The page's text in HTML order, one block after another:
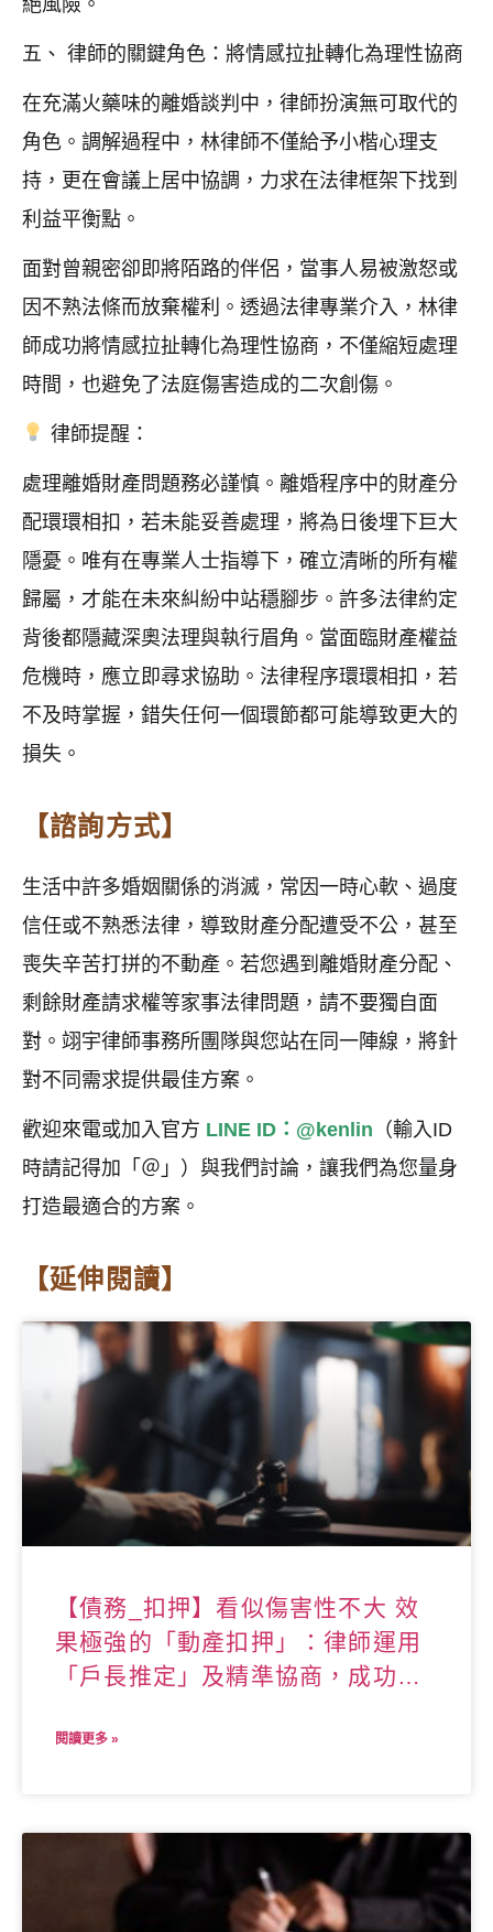
五、 律師的關鍵角色：將情感拉扯轉化為理性協商
在充滿火藥味的離婚談判中，律師扮演無可取代的
角色。調解過程中，林律師不僅給予小楷心理支
持，更在會議上居中協調，力求在法律框架下找到
利益平衡點。
面對曾親密卻即將陌路的伴侶，當事人易被激怒或
因不熟法條而放棄權利。透過法律專業介入，林律
師成功將情感拉扯轉化為理性協商，不僅縮短處理
時間，也避免了法庭傷害造成的二次創傷。
律師提醒：
處理離婚財產問題務必謹慎。離婚程序中的財產分
配環環相扣，若未能妥善處理，將為日後埋下巨大
隱憂。唯有在專業人士指導下，確立清晰的所有權
歸屬，才能在未來糾紛中站穩腳步。許多法律約定
背後都隱藏深奧法理與執行眉角。當面臨財產權益
危機時，應立即尋求協助。法律程序環環相扣，若
不及時掌握，錯失任何一個環節都可能導致更大的
損失。
【諮詢方式】
生活中許多婚姻關係的消滅，常因一時心軟、過度
信任或不熟悉法律，導致財產分配遭受不公，甚至
喪失辛苦打拼的不動產。若您遇到離婚財產分配、
剩餘財產請求權等家事法律問題，請不要獨自面
對。翊宇律師事務所團隊與您站在同一陣線，將針
對不同需求提供最佳方案。
歡迎來電或加入官方 LINE ID：@kenlin （輸入ID
時請記得加「＠」）與我們討論，讓我們為您量身
打造最適合的方案。
【延伸閱讀】
【債務_扣押】看似傷害性不大 效
果極強的「動產扣押」：律師運用
「戶長推定」及精準協商，成功為
閱讀更多 »